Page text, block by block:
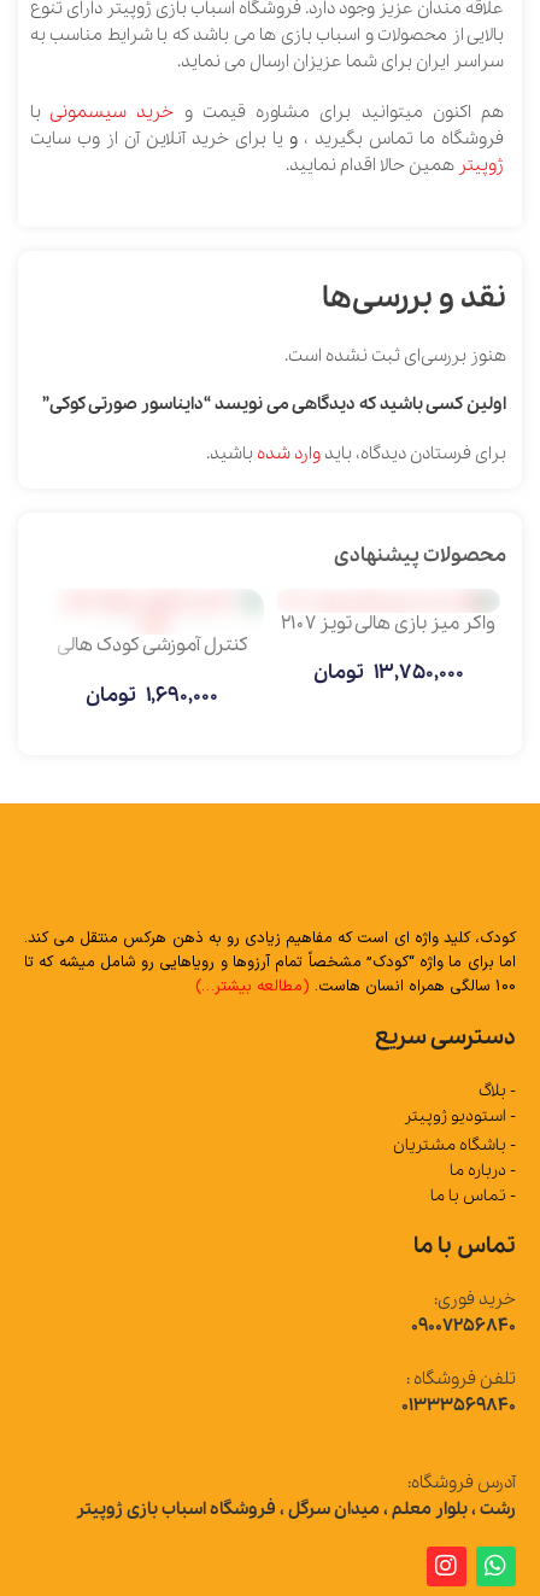
علاقه مندان عزیز وجود دارد. فروشگاه اسباب بازی ژوپیتر دارای تنوع
بالایی از محصولات و اسباب بازی ها می باشد که با شرایط مناسب به
سراسر ایران برای شما عزیزان ارسال می نماید.
هم اکنون میتوانید برای مشاوره قیمت و خرید سیسمونیبا
فروشگاه ما تماس بگیرید ، و یا برای خرید آنلاین آن از وب سایت
ژوپیتر همین حالا اقدام نمایید.
نقد و بررسی‌ها
هنوز بررسی‌ای ثبت نشده است.
اولین کسی باشید که دیدگاهی می نویسد “دایناسور صورتی کوکی”
برای فرستادن دیدگاه، باید وارد شده باشید.
محصولات پیشنهادی
واکر میز بازی هالی تویز ۲۱۰۷
13,750,000 تومان
کنترل آموزشی کودک هالی
1,690,000 تومان
کودک، کلید واژه ای است که مفاهیم زیادی رو به ذهن هرکس منتقل می کند.
اما برای ما واژه “کودک” مشخصاً تمام آرزوها و رویاهایی رو شامل میشه که تا
100 سالگی همراه انسان هاست.
(مطالعه بیشتر…)
دسترسی سریع
- بلاگ
- استودیو ژوپیتر
- باشگاه مشتریان
- درباره ما
- تماس با ما
تماس با ما
خرید فوری:
09007256840
تلفن فروشگاه :
01333569840
آدرس فروشگاه:
رشت ، بلوار معلم ، میدان سرگل ، فروشگاه اسباب بازی ژوپیتر